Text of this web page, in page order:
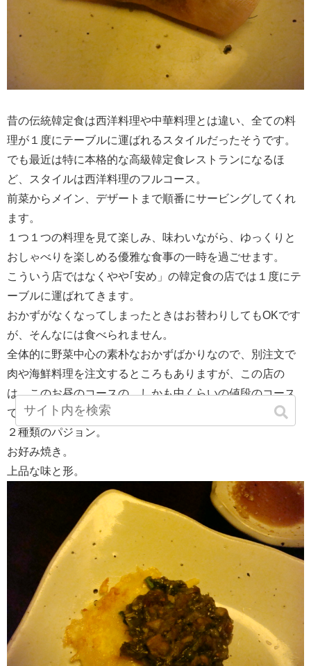
昔の伝統韓定食は西洋料理や中華料理とは違い、全ての料
理が１度にテーブルに運ばれるスタイルだったそうです。
でも最近は特に本格的な高級韓定食レストランになるほ
ど、スタイルは西洋料理のフルコース。
前菜からメイン、デザートまで順番にサービングしてくれ
ます。
１つ１つの料理を見て楽しみ、味わいながら、ゆっくりと
おしゃべりを楽しめる優雅な食事の一時を過ごせます。
こういう店ではなくやや｢安め」の韓定食の店では１度にテ
ーブルに運ばれてきます。
おかずがなくなってしまったときはお替わりしてもOKです
が、そんなには食べられません。
全体的に野菜中心の素朴なおかずばかりなので、別注文で
肉や海鮮料理を注文するところもありますが、この店の
は、このお昼のコースの、しかも中くらいの値段のコース
でも、この後、肉も出てきます。
２種類のパジョン。
お好み焼き。
上品な味と形。